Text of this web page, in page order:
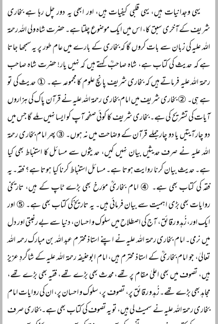
یہی وجدانیات ہیں، یہی قلبی کیفیات ہیں، اور ابھی یہ دور چل رہا ہے بخاری
شریف کے آخری سبق کا، اس میں ایک موضوع چلتا ہے۔ حضرت شاہ ولی اللہ رحمۃ
اللہ علیہ کی زبان سے بات کروں گا کہ بخاری کے بارے میں عام طور پر یہ سمجھا جاتا
ہے کہ حدیث کی کتاب ہے، شاہ صاحبؒ کہتے ہیں کہ نہیں یار! حضرت شاہ صاحب
رحمۃ اللہ علیہ فرماتے ہیں کہ بخاری شریف پانچ علوم کا مجموعہ ہے۔ ① حدیث کی تو
ہے ہی۔ ② بخاری شریف میں امام بخاری رحمۃ اللہ علیہ نے قرآن پاک کی ہزاروں
آیات کی تشریح کی ہے۔ بخاری شریف کا کوئی صفحہ آپ کو ایسا نہیں ملے گا جس میں
دو چار آیتیں یا دو چار جملے قرآن کے وضاحت میں نہ ہوں۔ ③ پھر امام بخاری رحمۃ
اللہ علیہ نے صرف حدیثیں بیان نہیں کیں، حدیثوں سے مسائل کا استنباط بھی کیا
ہے۔ حدیث بیان کرنا روایت ہوتا ہے۔ مسائل استنباط کرنا کیا ہوتا ہے؟ فقہ۔ یہ
فقہ کی کتاب بھی ہے۔ ④ امام بخاریؒ مؤرخ بھی بڑے ٹاپ کے ہیں، تاریخی
روایات بھی بڑی اہمیت سے بیان فرمائی ہیں۔ یہ تاریخ کی کتاب بھی ہے۔ ⑤ اور
ایک اور، زُہد و رقائق، آج کی اصطلاح میں سلوک و احسان، دنیا سے بے رغبتی اور دل
میں نرمی۔ امام بخاری رحمۃ اللہ علیہ نے اپنے استاذ محترم عبد اللہ بن مبارک رحمہ اللہ
تعالیٰ، جو امام بخاریؒ کے استاذ محترم ہیں، امام ابوحنیفہ رحمۃ اللہ علیہ کے شاگردِ عزیز
ہیں، تصوف میں بھی اعلیٰ مقام پر تھے، محدث بھی بڑے تھے، فقیہ بھی بڑے تھے،
مجاہد بھی بڑے تھے۔ زُہد و رقائق پر، تصوف پر، سلوک و احسان پر، ان کی روایات امام
بخاری رحمۃ اللہ علیہ نے سمیٹ لی ہیں، تو یہ تصوف کی کتاب بھی ہے۔ بخاری صرف